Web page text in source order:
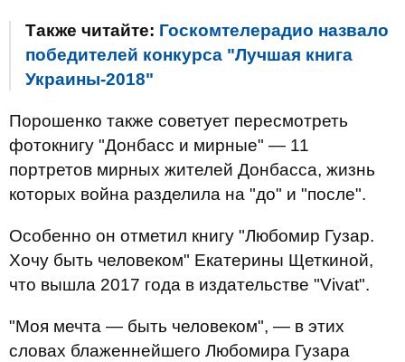
Также читайте: Госкомтелерадио назвало
победителей конкурса "Лучшая книга
Украины-2018"
Порошенко также советует пересмотреть
фотокнигу "Донбасс и мирные" — 11
портретов мирных жителей Донбасса, жизнь
которых война разделила на "до" и "после".
Особенно он отметил книгу "Любомир Гузар.
Хочу быть человеком" Екатерины Щеткиной,
что вышла 2017 года в издательстве "Vivat".
"Моя мечта — быть человеком", — в этих
словах блаженнейшего Любомира Гузара